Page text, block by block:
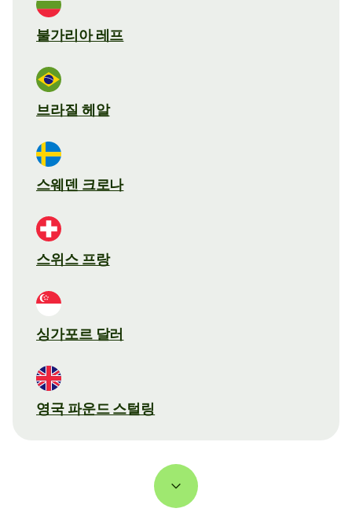
불가리아 레프
브라질 헤알
스웨덴 크로나
스위스 프랑
싱가포르 달러
영국 파운드 스털링